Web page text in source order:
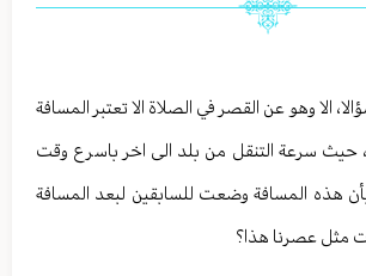
الا وهو عن القصر في الصلاة الا تعتبر المسافة
حيث سرعة التنقل من بلد الى اخر باسرع وقت
هذه المسافة وضعت للسابقين لبعد المسافة
مثل عصرنا هذا؟